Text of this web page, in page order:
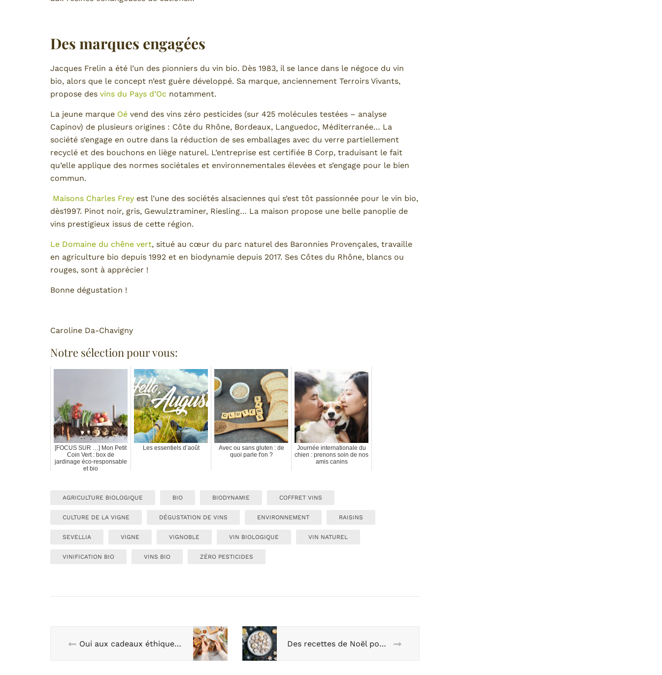
Des marques engagées
Jacques Frelin a été l’un des pionniers du vin bio. Dès 1983, il se lance dans le négoce du vin
bio, alors que le concept n’est guère développé. Sa marque, anciennement Terroirs Vivants,
propose des vins du Pays d’Oc notamment.
La jeune marque Oé vend des vins zéro pesticides (sur 425 molécules testées – analyse
Capinov) de plusieurs origines : Côte du Rhône, Bordeaux, Languedoc, Méditerranée… La
société s’engage en outre dans la réduction de ses emballages avec du verre partiellement
recyclé et des bouchons en liège naturel. L’entreprise est certifiée B Corp, traduisant le fait
qu’elle applique des normes sociétales et environnementales élevées et s’engage pour le bien
commun.
Maisons Charles Frey est l’une des sociétés alsaciennes qui s’est tôt passionnée pour le vin bio,
dès1997. Pinot noir, gris, Gewulztraminer, Riesling… La maison propose une belle panoplie de
vins prestigieux issus de cette région.
Le Domaine du chêne vert, situé au cœur du parc naturel des Baronnies Provençales, travaille
en agriculture bio depuis 1992 et en biodynamie depuis 2017. Ses Côtes du Rhône, blancs ou
rouges, sont à apprécier !
Bonne dégustation !
Caroline Da-Chavigny
Notre sélection pour vous:
[FOCUS SUR …] Mon Petit
Coin Vert : box de
jardinage éco-responsable
et bio
Les essentiels d’août
Avec ou sans gluten : de
quoi parle t'on ?
Journée internationale du
chien : prenons soin de nos
amis canins
AGRICULTURE BIOLOGIQUE BIO BIODYNAMIE COFFRET VINS
CULTURE DE LA VIGNE DÉGUSTATION DE VINS ENVIRONNEMENT RAISINS
SEVELLIA VIGNE VIGNOBLE VIN BIOLOGIQUE VIN NATUREL
VINIFICATION BIO VINS BIO ZÉRO PESTICIDES
Oui aux cadeaux éthiques et originaux ! Des recettes de Noël pour se régaler